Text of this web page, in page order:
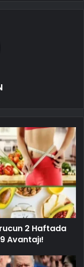
2 Haftada
Avantajı!